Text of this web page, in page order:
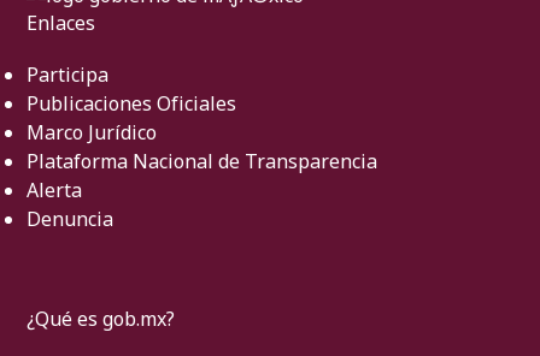
Enlaces
Participa
Publicaciones Oficiales
Marco Jurídico
Plataforma Nacional de Transparencia
Alerta
Denuncia
¿Qué es gob.mx?